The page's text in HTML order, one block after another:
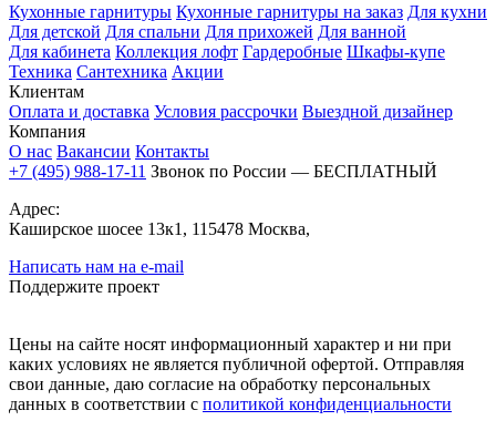
Кухонные гарнитуры Кухонные гарнитуры на заказ Для кухни
Для детской Для спальни Для прихожей Для ванной
Для кабинета Коллекция лофт Гардеробные Шкафы-купе
Техника Сантехника Акции
Клиентам
Оплата и доставка Условия рассрочки Выездной дизайнер
Компания
О нас Вакансии Контакты
+7 (495) 988-17-11 Звонок по России — БЕСПЛАТНЫЙ
Адрес:
Каширское шосее 13к1, 115478 Москва,
Написать нам на e-mail
Поддержите проект
Цены на сайте носят информационный характер и ни при
каких условиях не является публичной офертой. Отправляя
свои данные, даю согласие на обработку персональных
данных в соответствии с политикой конфиденциальности